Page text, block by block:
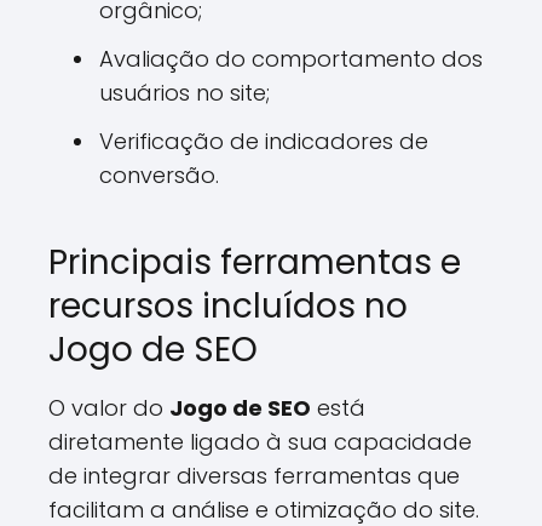
orgânico;
Avaliação do comportamento dos
usuários no site;
Verificação de indicadores de
conversão.
Principais ferramentas e
recursos incluídos no
Jogo de SEO
O valor do Jogo de SEO está
diretamente ligado à sua capacidade
de integrar diversas ferramentas que
facilitam a análise e otimização do site.